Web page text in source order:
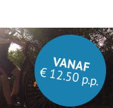
VANAF
€ 12.50 p.p.